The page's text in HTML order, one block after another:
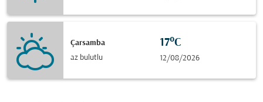
Çarsamba
az bulutlu
17°C
12/08/2026